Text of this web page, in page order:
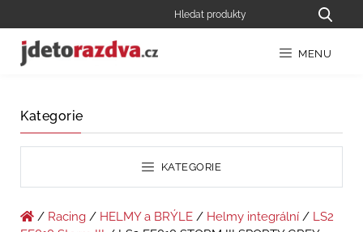
MENU
Kategorie
KATEGORIE
/ Racing / HELMY a BRÝLE / Helmy integrální / LS2